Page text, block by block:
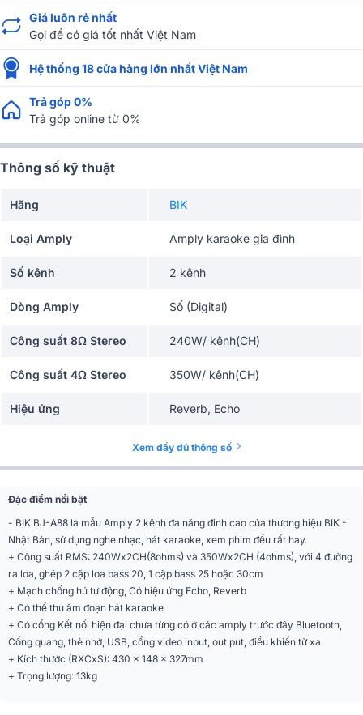
Giá luôn rẻ nhất
Gọi để có giá tốt nhất Việt Nam
Hệ thống 18 cửa hàng lớn nhất Việt Nam
Trả góp 0%
Trả góp online từ 0%
Thông số kỹ thuật
Hãng BIK
Loại Amply Amply karaoke gia đình
Số kênh 2 kênh
Dòng Amply Số (Digital)
Công suất 8Ω Stereo 240W/ kênh(CH)
Công suất 4Ω Stereo 350W/ kênh(CH)
Hiệu ứng Reverb, Echo
20Hz - 20kHz
Ứng dụng mở rộng Karaoke, Xem phim
Màn hình hiển thị LED
Điều khiển từ xa
Kết nối bluetooth
Cổng kết nối
Xem đầy đủ thông số
Đặc điểm nổi bật
- BIK BJ-A88 là mẫu Amply 2 kênh đa năng đỉnh cao của thương hiệu BIK -
Nhật Bản, sử dụng nghe nhạc, hát karaoke, xem phim đều rất hay.
+ Công suất RMS: 240Wx2CH(8ohms) và 350Wx2CH (4ohms), với 4 đường
ra loa, ghép 2 cặp loa bass 20, 1 cặp bass 25 hoặc 30cm
+ Mạch chống hú tự động, Có hiệu ứng Echo, Reverb
+ Có thể thu âm đoạn hát karaoke
+ Có cổng Kết nối hiện đại chưa từng có ở các amply trước đây Bluetooth,
Cổng quang, thẻ nhớ, USB, cổng video input, out put, điều khiển từ xa
+ Kích thước (RXCxS): 430 x 148 x 327mm
+ Trọng lượng: 13kg